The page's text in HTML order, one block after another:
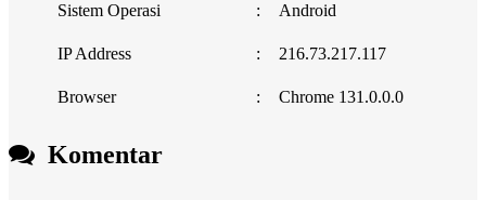
Sistem Operasi : Android
IP Address : 216.73.217.117
Browser : Chrome 131.0.0.0
Komentar